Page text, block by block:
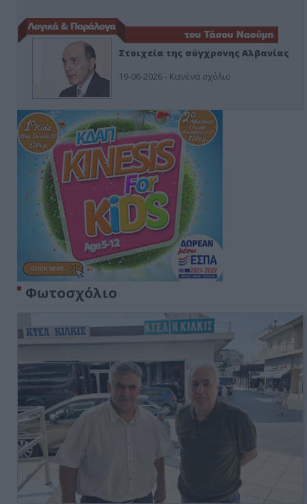
Στοιχεία της σύγχρονης Αλβανίας
19-06-2026 - Κανένα σχόλιο
Φωτοσχόλιο